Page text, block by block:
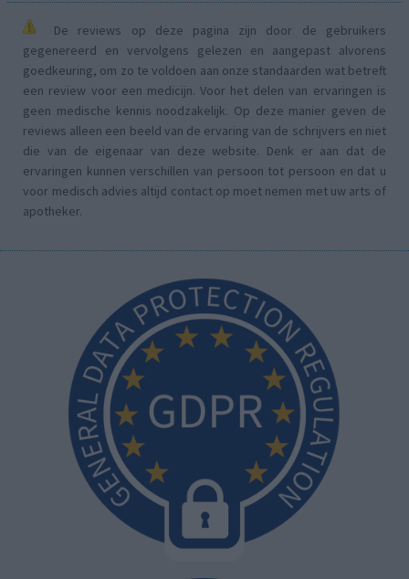
De reviews op deze pagina zijn door de gebruikers
gegenereerd en vervolgens gelezen en aangepast alvorens
goedkeuring, om zo te voldoen aan onze standaarden wat betreft
een review voor een medicijn. Voor het delen van ervaringen is
geen medische kennis noodzakelijk. Op deze manier geven de
reviews alleen een beeld van de ervaring van de schrijvers en niet
die van de eigenaar van deze website. Denk er aan dat de
ervaringen kunnen verschillen van persoon tot persoon en dat u
voor medisch advies altijd contact op moet nemen met uw arts of
apotheker.